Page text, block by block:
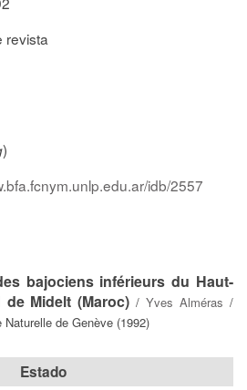
revista
)
idb/2557
bajociens inférieurs du Haut-
Midelt (Maroc) /Yves Alméras /
de Genève (1992)
Estado